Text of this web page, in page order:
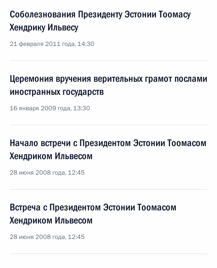
Соболезнования Президенту Эстонии Тоомасу
Хендрику Ильвесу
21 февраля 2011 года, 14:30
Церемония вручения верительных грамот послами
иностранных государств
16 января 2009 года, 13:30
Начало встречи с Президентом Эстонии Тоомасом
Хендриком Ильвесом
28 июня 2008 года, 12:45
Встреча с Президентом Эстонии Тоомасом
Хендриком Ильвесом
28 июня 2008 года, 12:45